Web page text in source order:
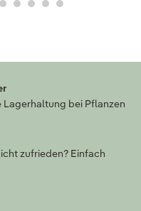
bei Pflanzen
zufrieden? Einfach